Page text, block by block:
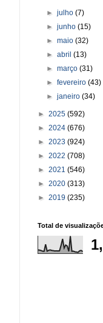
►julho(7)
►junho(15)
►maio(32)
►abril(13)
►março(31)
►fevereiro(43)
►janeiro(34)
► 2025 (592)
► 2024 (676)
► 2023 (924)
► 2022 (708)
► 2021 (546)
► 2020 (313)
► 2019 (235)
Total de